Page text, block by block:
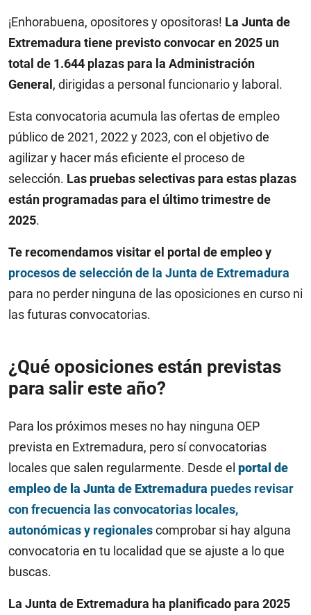
¡Enhorabuena, opositores y opositoras! La Junta de
Extremadura tiene previsto convocar en 2025 un
total de 1.644 plazas para la Administración
General , dirigidas a personal funcionario y laboral.
Esta convocatoria acumula las ofertas de empleo
público de 2021, 2022 y 2023, con el objetivo de
agilizar y hacer más eficiente el proceso de
selección. Las pruebas selectivas para estas plazas
están programadas para el último trimestre de
2025.
Te recomendamos visitar el portal de empleo y
procesos de selección de la Junta de Extremadura
para no perder ninguna de las oposiciones en curso ni
las futuras convocatorias.
¿Qué oposiciones están previstas
para salir este año?
Para los próximos meses no hay ninguna OEP
prevista en Extremadura, pero sí convocatorias
locales que salen regularmente. Desde el portal de
empleo de la Junta de Extremadura puedes revisar
con frecuencia las convocatorias locales,
autonómicas y regionalescomprobar si hay alguna
convocatoria en tu localidad que se ajuste a lo que
buscas.
​La Junta de Extremadura ha planificado para 2025